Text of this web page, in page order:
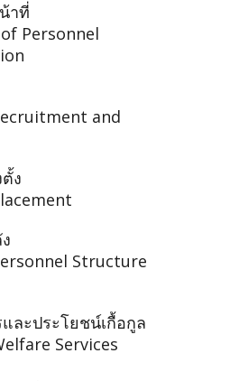
าที่
Personnel
and
ง
Structure
ละประโยชน์เกื้อกูล
Services